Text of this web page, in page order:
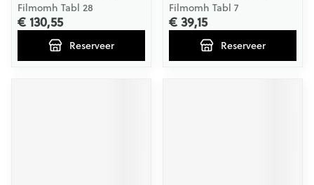
Filmomh Tabl 28
€ 130,55
Reserveer
Filmomh Tabl 7
€ 39,15
Reserveer